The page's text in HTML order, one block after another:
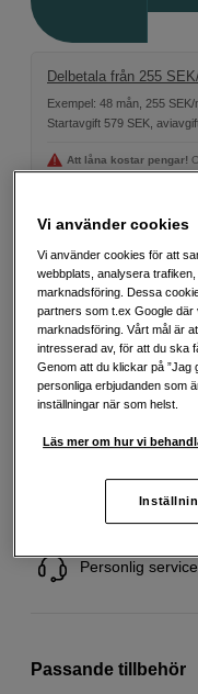
Delbetala från 255
Exempel: 48 mån, 255
Startavgift 579 SEK,
Att låna kostar pengar!
riskerar du en
konsumentverket.se (öppnas i
Back to Work
Den här
– noggrant utvald
Läs mer
Fri frakt vid köp
Köp nu och
Personlig
Passande tillbehör
Vi använder cookies
Vi använder cookies för att
webbplats, analysera
marknadsföring. Dessa
partners som t.ex Google där
marknadsföring. Vårt mål är
intresserad av, för att du ska
Genom att du klickar på ”Jag
personliga erbjudanden som
inställningar när som helst.
Läs mer om hur vi